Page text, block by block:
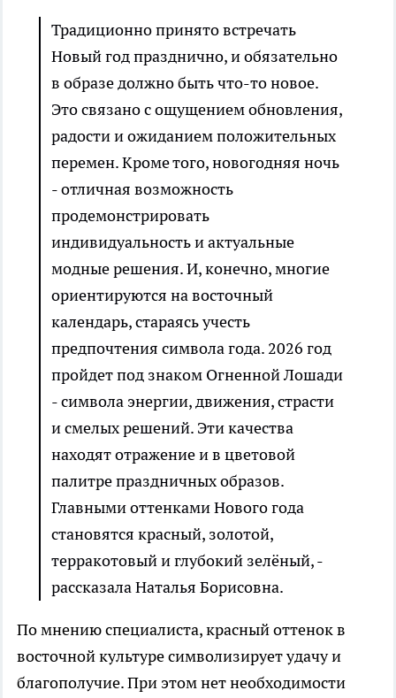
Традиционно принято встречать
Новый год празднично, и обязательно
в образе должно быть что-то новое.
Это связано с ощущением обновления,
радости и ожиданием положительных
перемен. Кроме того, новогодняя ночь
- отличная возможность
продемонстрировать
индивидуальность и актуальные
модные решения. И, конечно, многие
ориентируются на восточный
календарь, стараясь учесть
предпочтения символа года. 2026 год
пройдет под знаком Огненной Лошади
- символа энергии, движения, страсти
и смелых решений. Эти качества
находят отражение и в цветовой
палитре праздничных образов.
Главными оттенками Нового года
становятся красный, золотой,
терракотовый и глубокий зелёный, -
рассказала Наталья Борисовна.
По мнению специалиста, красный оттенок в
восточной культуре символизирует удачу и
благополучие. При этом нет необходимости